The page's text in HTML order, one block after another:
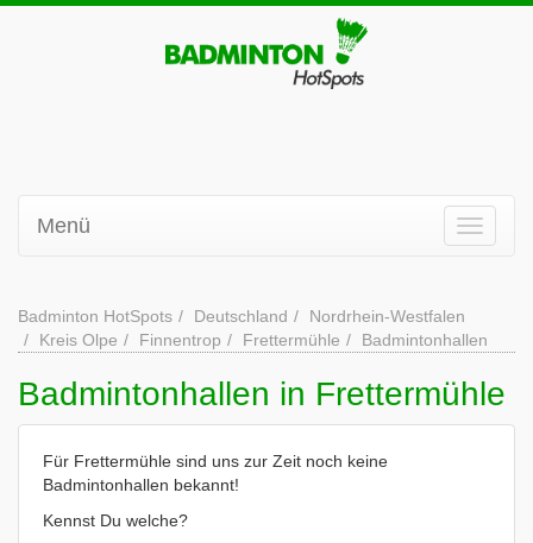
Menü
Badminton HotSpots Deutschland
Nordrhein-Westfalen
Kreis Olpe
Finnentrop Frettermühle Badmintonhallen
Badmintonhallen in Frettermühle
Für Frettermühle sind uns zur Zeit noch keine
Badmintonhallen bekannt!
Kennst Du welche?